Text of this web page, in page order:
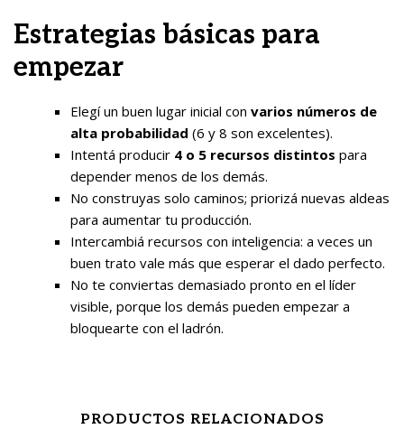
Estrategias básicas para
empezar
Elegí un buen lugar inicial con varios números de
alta probabilidad (6 y 8 son excelentes).
Intentá producir 4 o 5 recursos distintos para
depender menos de los demás.
No construyas solo caminos; priorizá nuevas aldeas
para aumentar tu producción.
Intercambiá recursos con inteligencia: a veces un
buen trato vale más que esperar el dado perfecto.
No te conviertas demasiado pronto en el líder
visible, porque los demás pueden empezar a
bloquearte con el ladrón.
PRODUCTOS RELACIONADOS